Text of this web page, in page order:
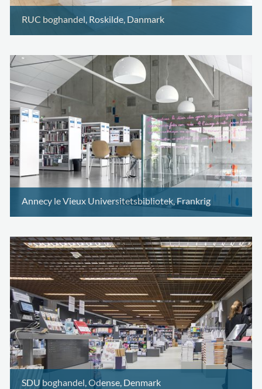
RUC boghandel, Roskilde, Danmark
Annecy le Vieux Universitetsbibliotek, Frankrig
SDU boghandel, Odense, Denmark